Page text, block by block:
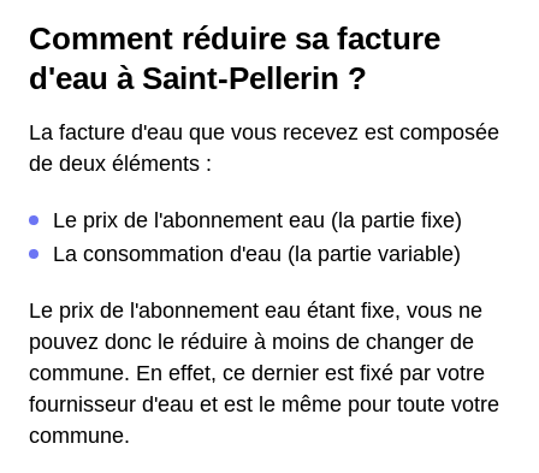
Comment réduire sa facture
d'eau à Saint-Pellerin ?
La facture d'eau que vous recevez est composée
de deux éléments :
Le prix de l'abonnement eau (la partie fixe)
La consommation d'eau (la partie variable)
Le prix de l'abonnement eau étant fixe, vous ne
pouvez donc le réduire à moins de changer de
commune. En effet, ce dernier est fixé par votre
fournisseur d'eau et est le même pour toute votre
commune.